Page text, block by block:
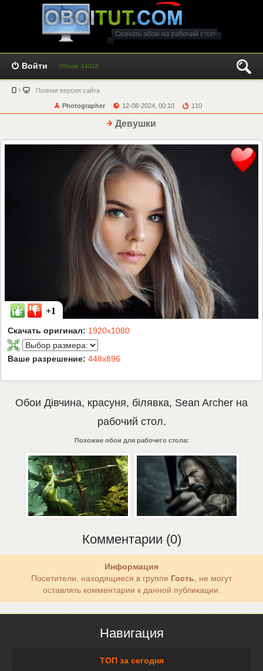
Войти Обоев: 14018
Полная версия сайта
Photographer 12-08-2024, 00:10 110
Девушки
+1
Скачать оригинал: 1920x1080
Ваше разрешение: 448x896
Обои Дівчина, красуня, білявка, Sean Archer на
рабочий стол.
Похожие обои для рабочего стола:
Комментарии (0)
Информация
Посетители, находящиеся в группе Гость , не могут
оставлять комментарии к данной публикации.
Навигация
ТОП за сегодня